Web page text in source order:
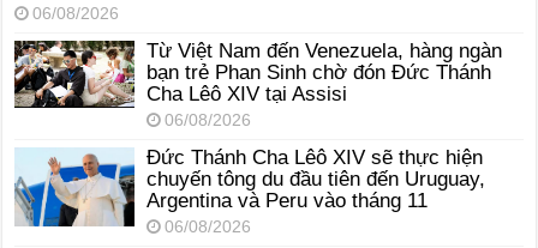
06/08/2026
Từ Việt Nam đến Venezuela, hàng ngàn
bạn trẻ Phan Sinh chờ đón Đức Thánh
Cha Lêô XIV tại Assisi
06/08/2026
Đức Thánh Cha Lêô XIV sẽ thực hiện
chuyến tông du đầu tiên đến Uruguay,
Argentina và Peru vào tháng 11
06/08/2026